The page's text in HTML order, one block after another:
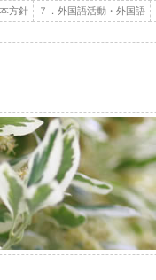
方針 ７．外国語活動・外国語